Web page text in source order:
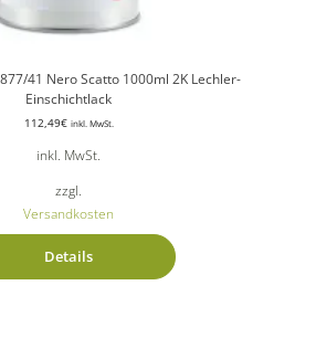
41 Nero Scatto 1000ml 2K Lechler-
Einschichtlack
112,49€ inkl. MwSt.
inkl. MwSt.
zzgl.
Versandkosten
Details